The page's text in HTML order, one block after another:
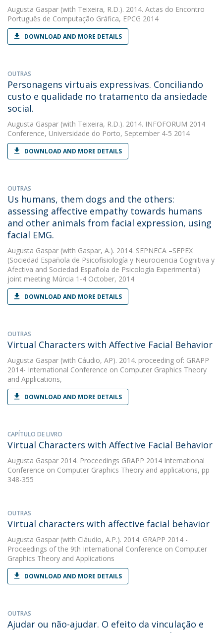
Augusta Gaspar (with Teixeira, R.D.). 2014. Actas do Encontro
Português de Computação Gráfica, EPCG 2014
DOWNLOAD AND MORE DETAILS
OUTRAS
Personagens virtuais expressivas. Conciliando
custo e qualidade no tratamento da ansiedade
social.
Augusta Gaspar (with Teixeira, R.D.). 2014. INFOFORUM 2014
Conference, Universidade do Porto, September 4-5 2014
DOWNLOAD AND MORE DETAILS
OUTRAS
Us humans, them dogs and the others:
assessing affective empathy towards humans
and other animals from facial expression, using
facial EMG.
Augusta Gaspar (with Gaspar, A.). 2014. SEPNECA –SEPEX
(Sociedad Española de Psicofisiología y Neurociencia Cognitiva y
Afectiva and Sociedad Española de Psicología Experimental)
joint meeting Múrcia 1-4 October, 2014
DOWNLOAD AND MORE DETAILS
OUTRAS
Virtual Characters with Affective Facial Behavior
Augusta Gaspar (with Cáudio, AP). 2014. proceeding of: GRAPP
2014- International Conference on Computer Graphics Theory
and Applications,
DOWNLOAD AND MORE DETAILS
CAPÍTULO DE LIVRO
Virtual Characters with Affective Facial Behavior
Augusta Gaspar 2014. Proceedings GRAPP 2014 International
Conference on Computer Graphics Theory and applications, pp
348-355
OUTRAS
Virtual characters with affective facial behavior
Augusta Gaspar (with Cláudio, A.P.). 2014. GRAPP 2014 -
Proceedings of the 9th International Conference on Computer
Graphics Theory and Applications
DOWNLOAD AND MORE DETAILS
OUTRAS
Ajudar ou não-ajudar. O efeito da vinculação e